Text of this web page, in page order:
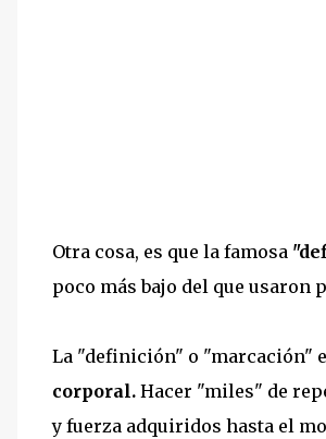
Otra cosa, es que la famosa
poco más bajo del que usaron
La "definición" o "marcación"
corporal. Hacer "miles" de
y fuerza adquiridos hasta el